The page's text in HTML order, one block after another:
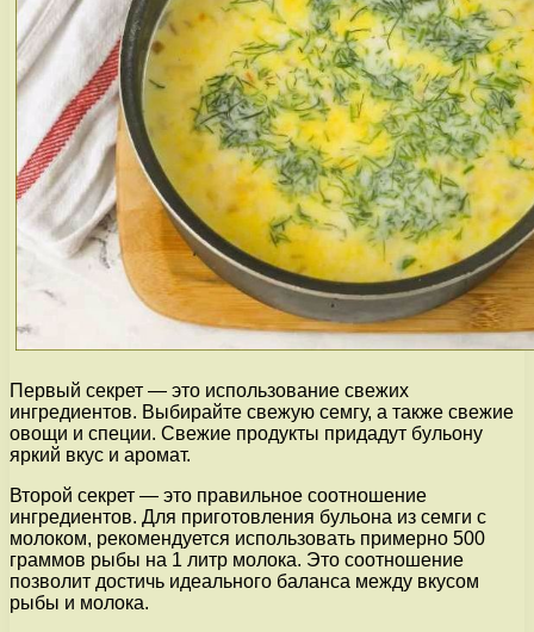
Первый секрет — это использование свежих
ингредиентов. Выбирайте свежую семгу, а также свежие
овощи и специи. Свежие продукты придадут бульону
яркий вкус и аромат.
Второй секрет — это правильное соотношение
ингредиентов. Для приготовления бульона из семги с
молоком, рекомендуется использовать примерно 500
граммов рыбы на 1 литр молока. Это соотношение
позволит достичь идеального баланса между вкусом
рыбы и молока.